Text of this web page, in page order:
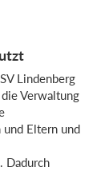
Lindenberg
Verwaltung
Eltern und
Dadurch